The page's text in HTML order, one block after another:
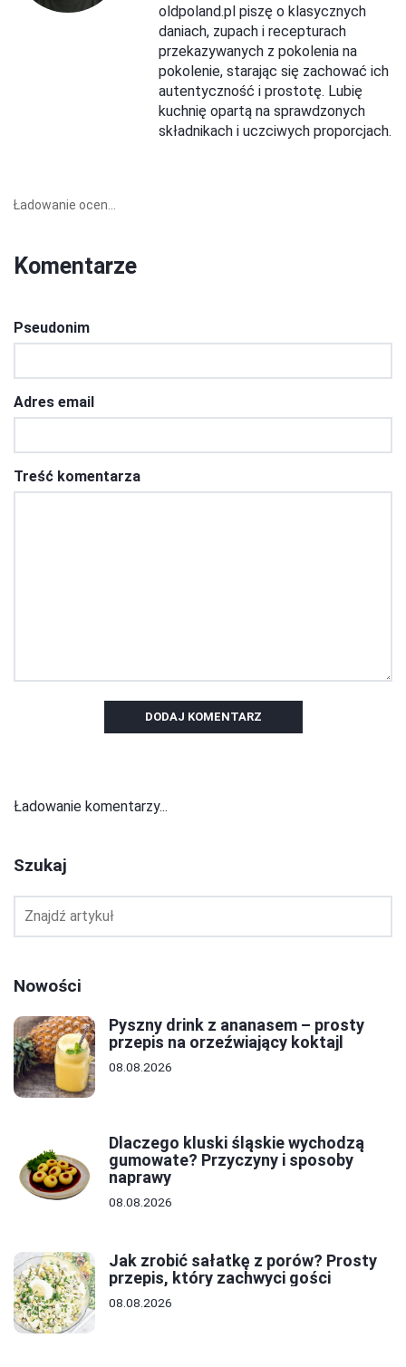
oldpoland.pl piszę o klasycznych
daniach, zupach i recepturach
przekazywanych z pokolenia na
pokolenie, starając się zachować ich
autentyczność i prostotę. Lubię
kuchnię opartą na sprawdzonych
składnikach i uczciwych proporcjach.
Ładowanie ocen...
Komentarze
Pseudonim
Adres email
Treść komentarza
DODAJ KOMENTARZ
Ładowanie komentarzy...
Szukaj
Nowości
Pyszny drink z ananasem – prosty
przepis na orzeźwiający koktajl
08.08.2026
Dlaczego kluski śląskie wychodzą
gumowate? Przyczyny i sposoby
naprawy
08.08.2026
Jak zrobić sałatkę z porów? Prosty
przepis, który zachwyci gości
08.08.2026